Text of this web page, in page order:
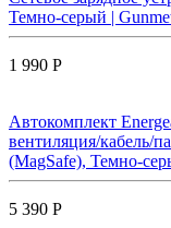
Темно-серый |
1 990 Р
Автокомплект
вентиляция/кабель/
(MagSafe), Темно-
5 390 Р